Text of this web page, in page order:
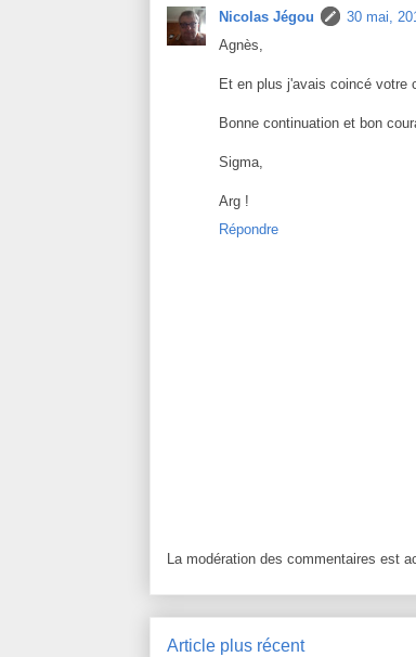
Nicolas Jégou
30 mai,
Agnès,
Et en plus j'avais coincé votre
Bonne continuation et bon
Sigma,
Arg !
Répondre
La modération des commentaires est
Article plus récent